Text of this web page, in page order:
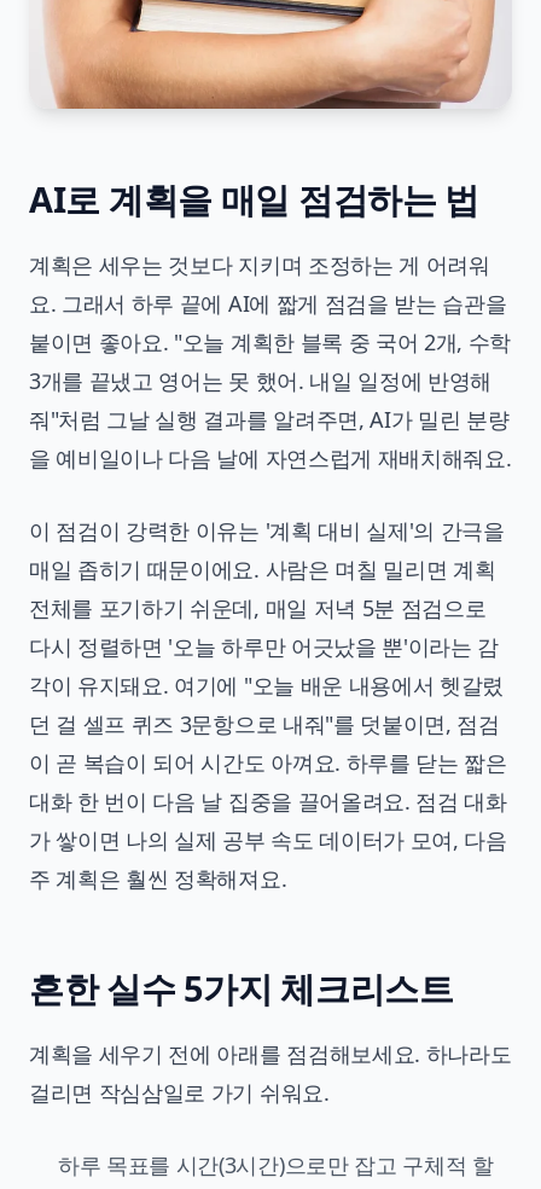
AI로 계획을 매일 점검하는 법
계획은 세우는 것보다 지키며 조정하는 게 어려워
요. 그래서 하루 끝에 AI에 짧게 점검을 받는 습관을
붙이면 좋아요. "오늘 계획한 블록 중 국어 2개, 수학
3개를 끝냈고 영어는 못 했어. 내일 일정에 반영해
줘"처럼 그날 실행 결과를 알려주면, AI가 밀린 분량
을 예비일이나 다음 날에 자연스럽게 재배치해줘요.
이 점검이 강력한 이유는 '계획 대비 실제'의 간극을
매일 좁히기 때문이에요. 사람은 며칠 밀리면 계획
전체를 포기하기 쉬운데, 매일 저녁 5분 점검으로
다시 정렬하면 '오늘 하루만 어긋났을 뿐'이라는 감
각이 유지돼요. 여기에 "오늘 배운 내용에서 헷갈렸
던 걸 셀프 퀴즈 3문항으로 내줘"를 덧붙이면, 점검
이 곧 복습이 되어 시간도 아껴요. 하루를 닫는 짧은
대화 한 번이 다음 날 집중을 끌어올려요. 점검 대화
가 쌓이면 나의 실제 공부 속도 데이터가 모여, 다음
주 계획은 훨씬 정확해져요.
흔한 실수 5가지 체크리스트
계획을 세우기 전에 아래를 점검해보세요. 하나라도
걸리면 작심삼일로 가기 쉬워요.
하루 목표를 시간(3시간)으로만 잡고 구체적 할